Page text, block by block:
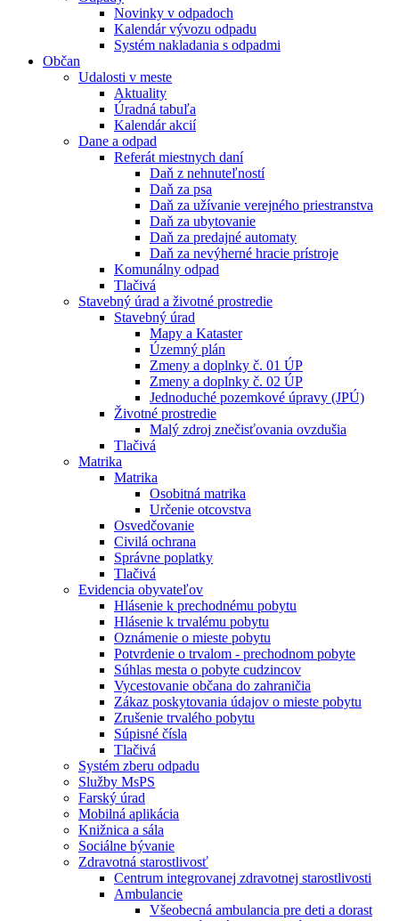
Novinky v odpadoch
Kalendár vývozu odpadu
Systém nakladania s odpadmi
Občan
Udalosti v meste
Aktuality
Úradná tabuľa
Kalendár akcií
Dane a odpad
Referát miestnych daní
Daň z nehnuteľností
Daň za psa
Daň za užívanie verejného priestranstva
Daň za ubytovanie
Daň za predajné automaty
Daň za nevýherné hracie prístroje
Komunálny odpad
Tlačivá
Stavebný úrad a životné prostredie
Stavebný úrad
Mapy a Kataster
Územný plán
Zmeny a doplnky č. 01 ÚP
Zmeny a doplnky č. 02 ÚP
Jednoduché pozemkové úpravy (JPÚ)
Životné prostredie
Malý zdroj znečisťovania ovzdušia
Tlačivá
Matrika
Matrika
Osobitná matrika
Určenie otcovstva
Osvedčovanie
Civilá ochrana
Správne poplatky
Tlačivá
Evidencia obyvateľov
Hlásenie k prechodnému pobytu
Hlásenie k trvalému pobytu
Oznámenie o mieste pobytu
Potvrdenie o trvalom - prechodnom pobyte
Súhlas mesta o pobyte cudzincov
Vycestovanie občana do zahraničia
Zákaz poskytovania údajov o mieste pobytu
Zrušenie trvalého pobytu
Súpisné čísla
Tlačivá
Systém zberu odpadu
Služby MsPS
Farský úrad
Mobilná aplikácia
Knižnica a sála
Sociálne bývanie
Zdravotná starostlivosť
Centrum integrovanej zdravotnej starostlivosti
Ambulancie
Všeobecná ambulancia pre deti a dorast